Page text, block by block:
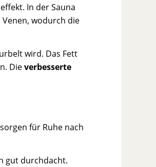
In der Sauna
wodurch die
wird. Das Fett
Dieverbesserte
für Ruhe nach
gut durchdacht.